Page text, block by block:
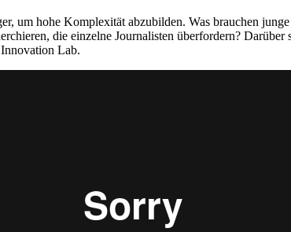
um hohe Komplexität abzubilden. Was brauchen
die einzelne Journalisten überfordern?
Lab.